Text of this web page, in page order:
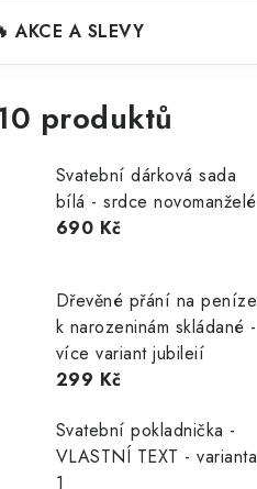
AKCE A SLEVY
produktů
Svatební dárková sada
bílá - srdce novomanželé
690 Kč
Dřevěné přání na peníze
k narozeninám skládané -
více variant jubileií
299 Kč
Svatební pokladnička -
VLASTNÍ TEXT - varianta
1